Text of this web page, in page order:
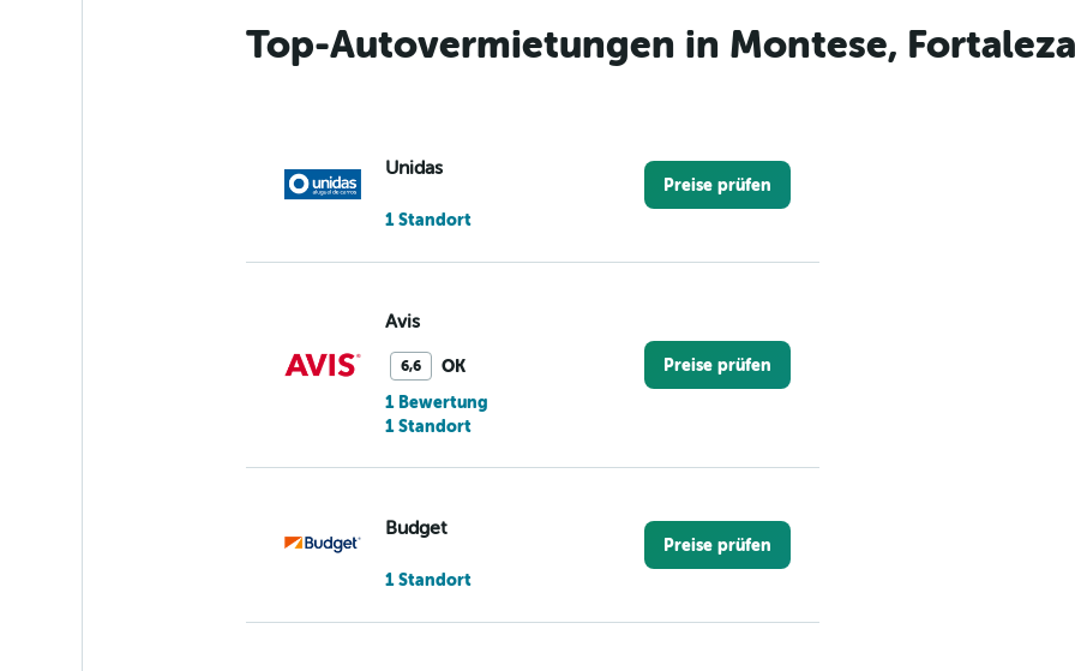
Top-Autovermietungen in Montese, Fortaleza
Unidas
1 Standort
Preise prüfen
Avis
6,6
OK
1 Bewertung
1 Standort
Preise prüfen
Budget
1 Standort
Preise prüfen